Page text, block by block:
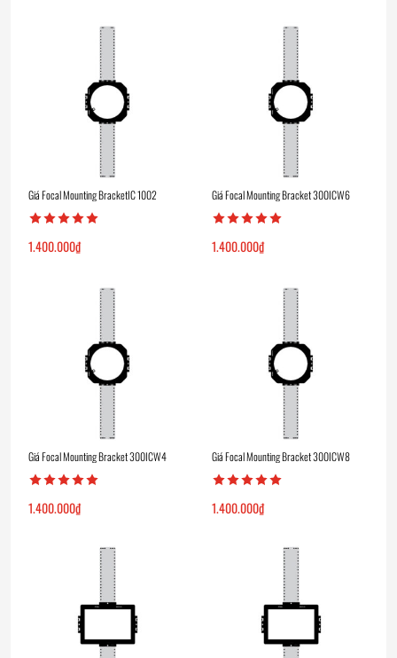
Giá Focal Mounting BracketIC 1002
1.400.000₫
Giá Focal Mounting Bracket 300ICW6
1.400.000₫
Giá Focal Mounting Bracket 300ICW4
1.400.000₫
Giá Focal Mounting Bracket 300ICW8
1.400.000₫